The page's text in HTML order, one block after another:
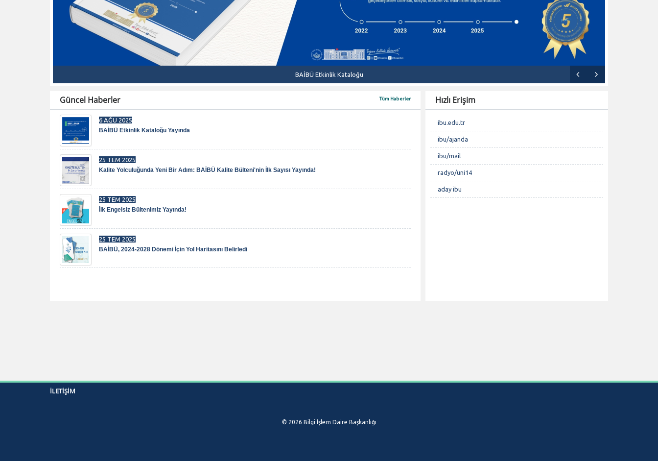
BAİBÜ Etkinlik Kataloğu
Güncel Haberler Tüm Haberler
6 AĞU 2025
BAİBÜ Etkinlik Kataloğu Yayında
25 TEM 2025
Kalite Yolculuğunda Yeni Bir Adım: BAİBÜ Kalite Bülteni'nin İlk Sayısı Yayında!
25 TEM 2025
İlk Engelsiz Bültenimiz Yayında!
25 TEM 2025
BAİBÜ, 2024-2028 Dönemi İçin Yol Haritasını Belirledi
Hızlı Erişim
ibu.edu.tr
ibu/ajanda
ibu/mail
radyo/üni14
aday ibu
İLETIŞIM
© 2026 Bilgi İşlem Daire Başkanlığı